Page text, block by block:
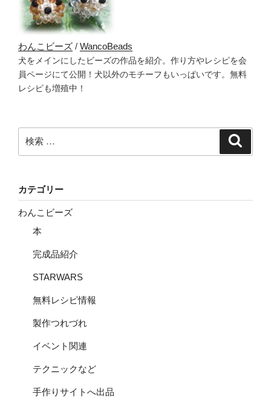
わんこビーズ / WancoBeads
犬をメインにしたビーズの作品を紹介。作り方やレシピを会
員ページにて公開！犬以外のモチーフもいっぱいです。無料
レシピも増殖中！
検
索:
カテゴリー
わんこビーズ
本
完成品紹介
STARWARS
無料レシピ情報
製作つれづれ
イベント関連
テクニックなど
手作りサイトへ出品